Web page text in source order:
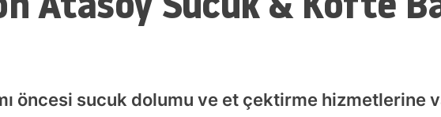
öncesi sucuk dolumu ve et çektirme hizmetlerine